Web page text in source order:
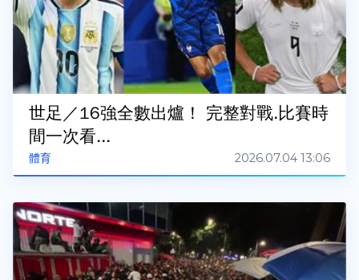
體育
世足／16強全數出爐！ 完整對戰.比賽時
間一次看...
2026.07.04 13:06